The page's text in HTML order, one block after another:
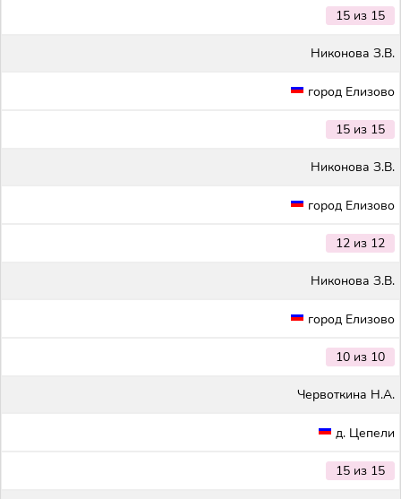
15 из 15
Никонова З.В.
город Елизово
15 из 15
Никонова З.В.
город Елизово
12 из 12
Никонова З.В.
город Елизово
10 из 10
Червоткина Н.А.
д. Цепели
15 из 15